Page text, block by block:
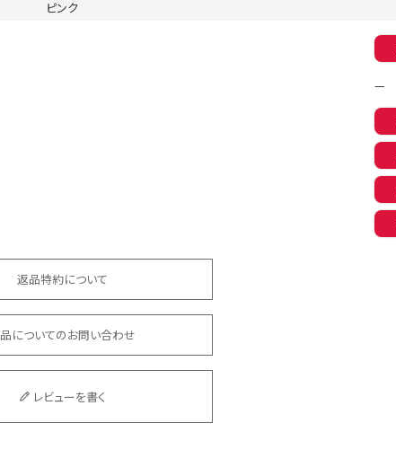
ピンク
—
返品特約について
についてのお問い合わせ
レビューを書く